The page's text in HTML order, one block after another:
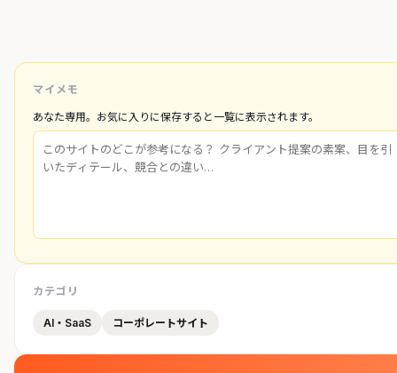
マイメモ
あなた専用。お気に入りに保存すると一覧に表示されます。
カテゴリ
AI・SaaS コーポレートサイト